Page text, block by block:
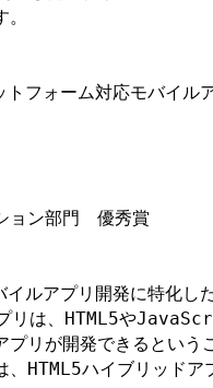
フォーム対応モバイル
ョン部門　優秀賞
ルアプリ開発に特化し
リは、HTML5や
リが開発できるという
HTML5ハイブリッドア